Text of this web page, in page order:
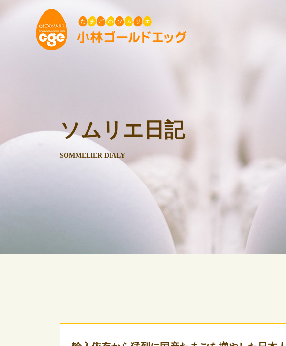
ソムリエ日記
SOMMELIER DIALY